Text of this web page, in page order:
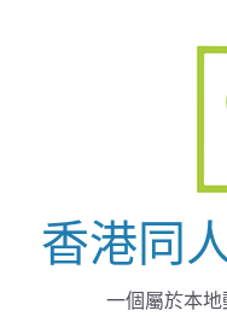
香港同
一個屬於本